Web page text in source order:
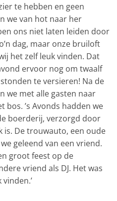
te hebben en geen
we van hot naar her
ons niet laten leiden door
dag, maar onze bruiloft
het zelf leuk vinden. Dat
ervoor nog om twaalf
te versieren! Na de
we met alle gasten naar
’s Avonds hadden we
boerderij, verzorgd door
is. De trouwauto, een oude
geleend van een vriend.
groot feest op de
vriend als DJ. Het was